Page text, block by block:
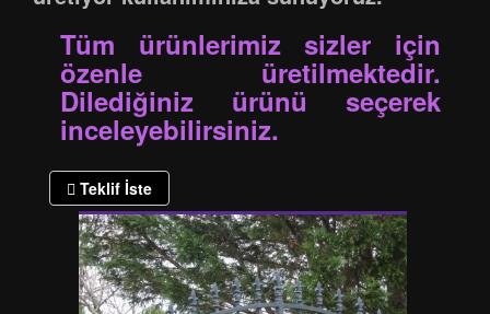
Tüm ürünlerimiz sizler için
özenle üretilmektedir.
Dilediğiniz ürünü seçerek
inceleyebilirsiniz.
Teklif İste